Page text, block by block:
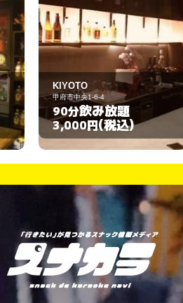
GAGA
甲府市中央1-15-3
120分飲み放題
3,000円(税込)